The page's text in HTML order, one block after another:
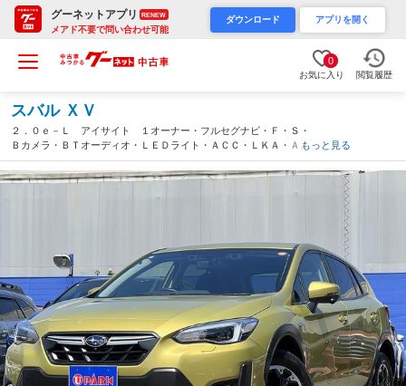
グーネットアプリ RENEW
メアド不要で問い合わせ可能
ダウンロード アプリを開く
0
お気に入り 閲覧履歴
スバル ＸＶ
２．０ｅ－Ｌ アイサイト １オーナー・フルセグナビ・Ｆ・Ｓ・
Ｂカメラ・ＢＴオーディオ・ＬＥＤライト・ＡＣＣ・ＬＫＡ・ＡＨ
Ｂ・ＢＳＭ・Ｃソナー・プライバシーガラス・ＵＳＢ・パドルシフ
ト・ＥＴＣ・１７ＡＷ・本革ステア・記録簿（埼玉県）
もっと見る